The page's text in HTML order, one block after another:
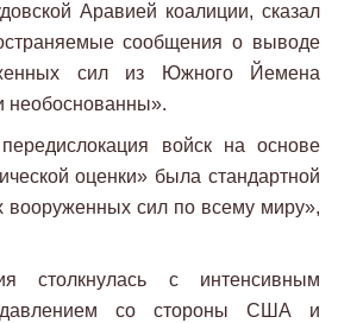
Аравией коалиции, сказал
сообщения о выводе
сил из Южного Йемена
необоснованны».
войск на основе
оценки» была стандартной
вооруженных сил по всему миру»,
столкнулась с интенсивным
давлением со стороны США и